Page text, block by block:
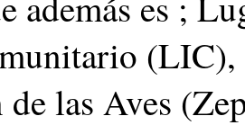
(LIC),
las Aves